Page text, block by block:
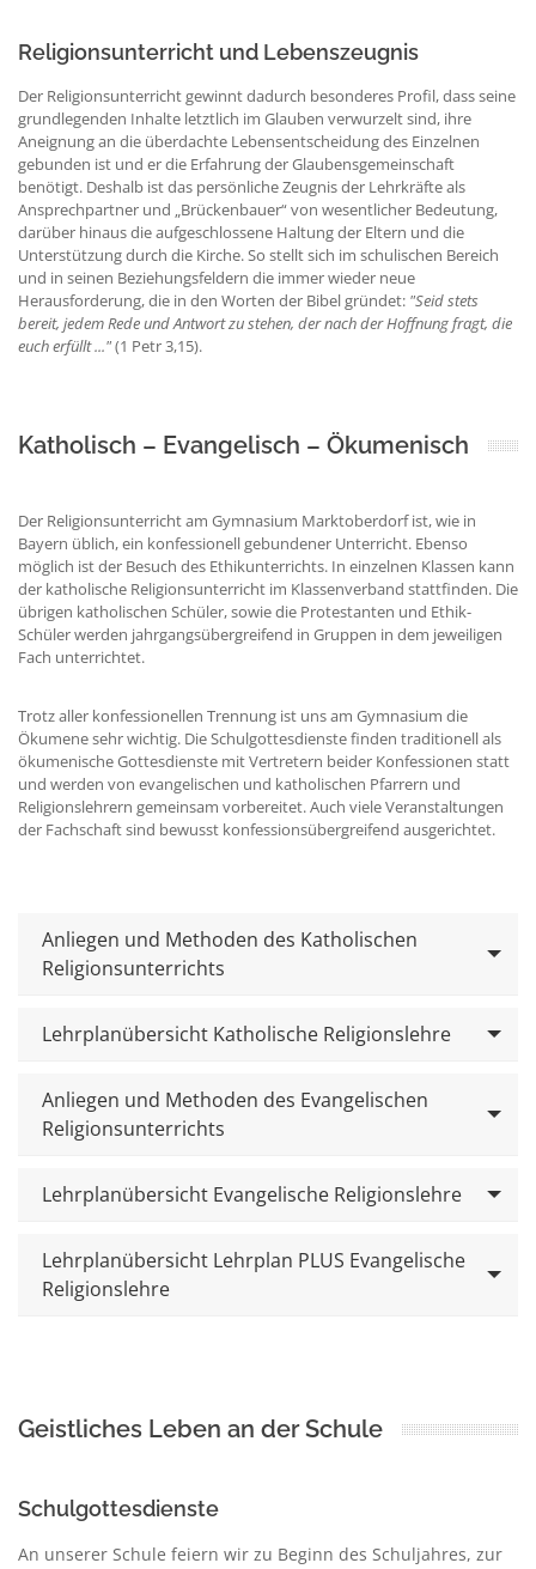
Religionsunterricht und Lebenszeugnis
Der Religionsunterricht gewinnt dadurch besonderes Profil, dass seine
grundlegenden Inhalte letztlich im Glauben verwurzelt sind, ihre
Aneignung an die überdachte Lebensentscheidung des Einzelnen
gebunden ist und er die Erfahrung der Glaubensgemeinschaft
benötigt. Deshalb ist das persönliche Zeugnis der Lehrkräfte als
Ansprechpartner und „Brückenbauer“ von wesentlicher Bedeutung,
darüber hinaus die aufgeschlossene Haltung der Eltern und die
Unterstützung durch die Kirche. So stellt sich im schulischen Bereich
und in seinen Beziehungsfeldern die immer wieder neue
Herausforderung, die in den Worten der Bibel gründet: "Seid stets
bereit, jedem Rede und Antwort zu stehen, der nach der Hoffnung fragt, die
euch erfüllt ..."(1 Petr 3,15).
Katholisch – Evangelisch – Ökumenisch
Der Religionsunterricht am Gymnasium Marktoberdorf ist, wie in
Bayern üblich, ein konfessionell gebundener Unterricht. Ebenso
möglich ist der Besuch des Ethikunterrichts. In einzelnen Klassen kann
der katholische Religionsunterricht im Klassenverband stattfinden. Die
übrigen katholischen Schüler, sowie die Protestanten und Ethik-
Schüler werden jahrgangsübergreifend in Gruppen in dem jeweiligen
Fach unterrichtet.
Trotz aller konfessionellen Trennung ist uns am Gymnasium die
Ökumene sehr wichtig. Die Schulgottesdienste finden traditionell als
ökumenische Gottesdienste mit Vertretern beider Konfessionen statt
und werden von evangelischen und katholischen Pfarrern und
Religionslehrern gemeinsam vorbereitet. Auch viele Veranstaltungen
der Fachschaft sind bewusst konfessionsübergreifend ausgerichtet.
Anliegen und Methoden des Katholischen
Religionsunterrichts
Lehrplanübersicht Katholische Religionslehre
Anliegen und Methoden des Evangelischen
Religionsunterrichts
Lehrplanübersicht Evangelische Religionslehre
Lehrplanübersicht Lehrplan PLUS Evangelische
Religionslehre
Geistliches Leben an der Schule
Schulgottesdienste
An unserer Schule feiern wir zu Beginn des Schuljahres, zur